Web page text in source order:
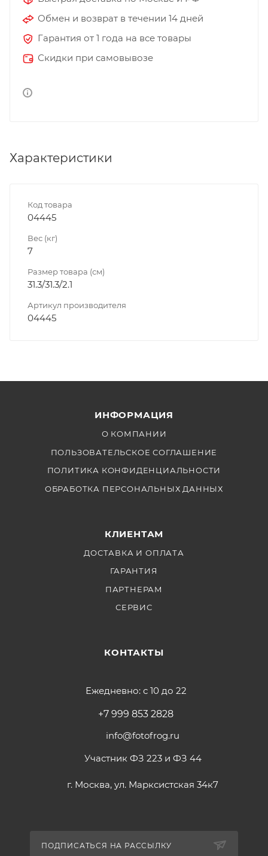
Обмен и возврат в течении 14 дней
Гарантия от 1 года на все товары
Скидки при самовывозе
Характеристики
Код товара
04445
Вес (кг)
7
Размер товара (см)
31.3/31.3/2.1
Артикул производителя
04445
ИНФОРМАЦИЯ
О КОМПАНИИ
ПОЛЬЗОВАТЕЛЬСКОЕ СОГЛАШЕНИЕ
ПОЛИТИКА КОНФИДЕНЦИАЛЬНОСТИ
ОБРАБОТКА ПЕРСОНАЛЬНЫХ ДАННЫХ
КЛИЕНТАМ
ДОСТАВКА И ОПЛАТА
ГАРАНТИЯ
ПАРТНЕРАМ
СЕРВИС
КОНТАКТЫ
Ежедневно: с 10 до 22
+7 999 853 2828
info@fotofrog.ru
Участник ФЗ 223 и ФЗ 44
г. Москва, ул. Марксистская 34к7
ПОДПИСАТЬСЯ НА РАССЫЛКУ